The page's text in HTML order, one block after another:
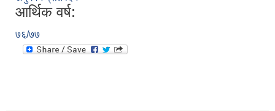
आर्थिक वर्ष:
७६/७७